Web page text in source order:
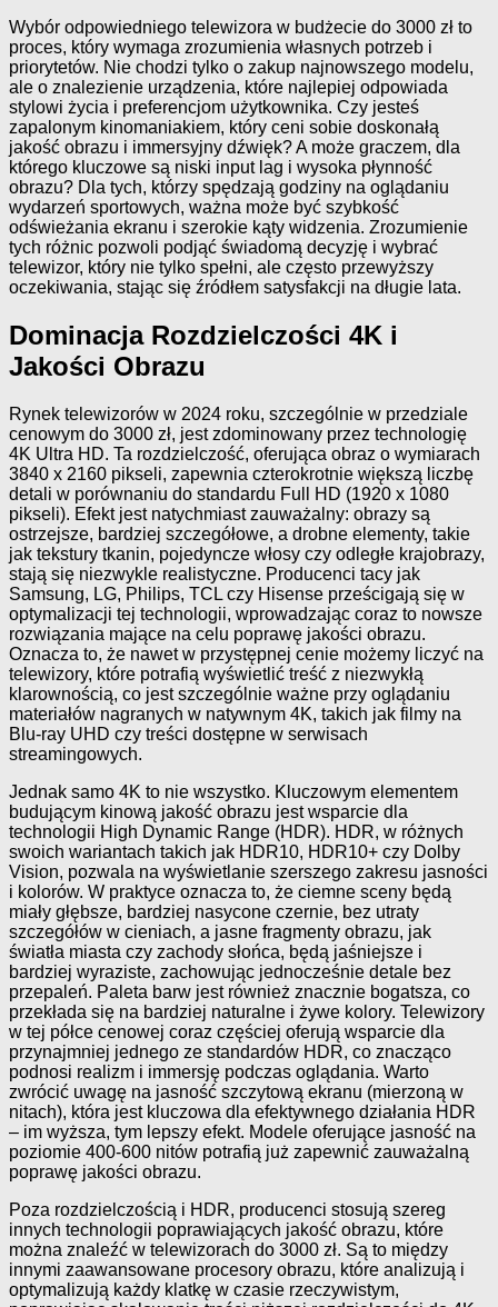
Wybór odpowiedniego telewizora w budżecie do 3000 zł to
proces, który wymaga zrozumienia własnych potrzeb i
priorytetów. Nie chodzi tylko o zakup najnowszego modelu,
ale o znalezienie urządzenia, które najlepiej odpowiada
stylowi życia i preferencjom użytkownika. Czy jesteś
zapalonym kinomaniakiem, który ceni sobie doskonałą
jakość obrazu i immersyjny dźwięk? A może graczem, dla
którego kluczowe są niski input lag i wysoka płynność
obrazu? Dla tych, którzy spędzają godziny na oglądaniu
wydarzeń sportowych, ważna może być szybkość
odświeżania ekranu i szerokie kąty widzenia. Zrozumienie
tych różnic pozwoli podjąć świadomą decyzję i wybrać
telewizor, który nie tylko spełni, ale często przewyższy
oczekiwania, stając się źródłem satysfakcji na długie lata.
Dominacja Rozdzielczości 4K i
Jakości Obrazu
Rynek telewizorów w 2024 roku, szczególnie w przedziale
cenowym do 3000 zł, jest zdominowany przez technologię
4K Ultra HD. Ta rozdzielczość, oferująca obraz o wymiarach
3840 x 2160 pikseli, zapewnia czterokrotnie większą liczbę
detali w porównaniu do standardu Full HD (1920 x 1080
pikseli). Efekt jest natychmiast zauważalny: obrazy są
ostrzejsze, bardziej szczegółowe, a drobne elementy, takie
jak tekstury tkanin, pojedyncze włosy czy odległe krajobrazy,
stają się niezwykle realistyczne. Producenci tacy jak
Samsung, LG, Philips, TCL czy Hisense prześcigają się w
optymalizacji tej technologii, wprowadzając coraz to nowsze
rozwiązania mające na celu poprawę jakości obrazu.
Oznacza to, że nawet w przystępnej cenie możemy liczyć na
telewizory, które potrafią wyświetlić treść z niezwykłą
klarownością, co jest szczególnie ważne przy oglądaniu
materiałów nagranych w natywnym 4K, takich jak filmy na
Blu-ray UHD czy treści dostępne w serwisach
streamingowych.
Jednak samo 4K to nie wszystko. Kluczowym elementem
budującym kinową jakość obrazu jest wsparcie dla
technologii High Dynamic Range (HDR). HDR, w różnych
swoich wariantach takich jak HDR10, HDR10+ czy Dolby
Vision, pozwala na wyświetlanie szerszego zakresu jasności
i kolorów. W praktyce oznacza to, że ciemne sceny będą
miały głębsze, bardziej nasycone czernie, bez utraty
szczegółów w cieniach, a jasne fragmenty obrazu, jak
światła miasta czy zachody słońca, będą jaśniejsze i
bardziej wyraziste, zachowując jednocześnie detale bez
przepaleń. Paleta barw jest również znacznie bogatsza, co
przekłada się na bardziej naturalne i żywe kolory. Telewizory
w tej półce cenowej coraz częściej oferują wsparcie dla
przynajmniej jednego ze standardów HDR, co znacząco
podnosi realizm i immersję podczas oglądania. Warto
zwrócić uwagę na jasność szczytową ekranu (mierzoną w
nitach), która jest kluczowa dla efektywnego działania HDR
– im wyższa, tym lepszy efekt. Modele oferujące jasność na
poziomie 400-600 nitów potrafią już zapewnić zauważalną
poprawę jakości obrazu.
Poza rozdzielczością i HDR, producenci stosują szereg
innych technologii poprawiających jakość obrazu, które
można znaleźć w telewizorach do 3000 zł. Są to między
innymi zaawansowane procesory obrazu, które analizują i
optymalizują każdy klatkę w czasie rzeczywistym,